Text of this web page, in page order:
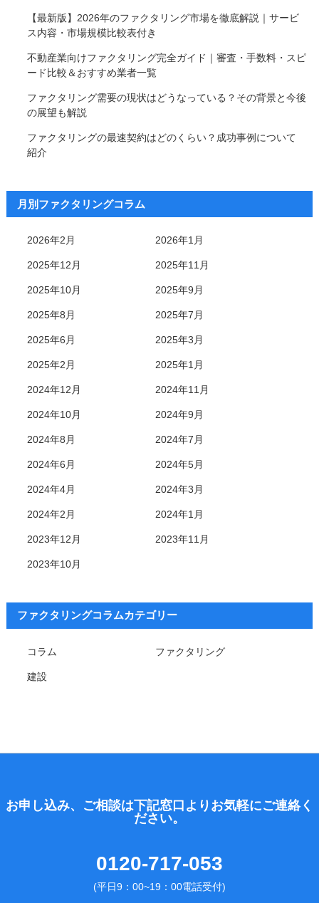
【最新版】2026年のファクタリング市場を徹底解説｜サービ
ス内容・市場規模比較表付き
不動産業向けファクタリング完全ガイド｜審査・手数料・スピ
ード比較＆おすすめ業者一覧
ファクタリング需要の現状はどうなっている？その背景と今後
の展望も解説
ファクタリングの最速契約はどのくらい？成功事例について
紹介
月別ファクタリングコラム
2026年2月 2026年1月
2025年12月 2025年11月
2025年10月 2025年9月
2025年8月 2025年7月
2025年6月 2025年3月
2025年2月 2025年1月
2024年12月 2024年11月
2024年10月 2024年9月
2024年8月 2024年7月
2024年6月 2024年5月
2024年4月 2024年3月
2024年2月 2024年1月
2023年12月 2023年11月
2023年10月
ファクタリングコラムカテゴリー
コラム ファクタリング
建設
お申し込み、ご相談は下記窓口よりお気軽にご連絡く
ださい。
0120-717-053
(平日9：00~19：00電話受付)